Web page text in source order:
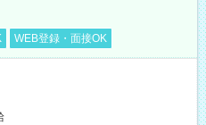
WEB登録・面接OK